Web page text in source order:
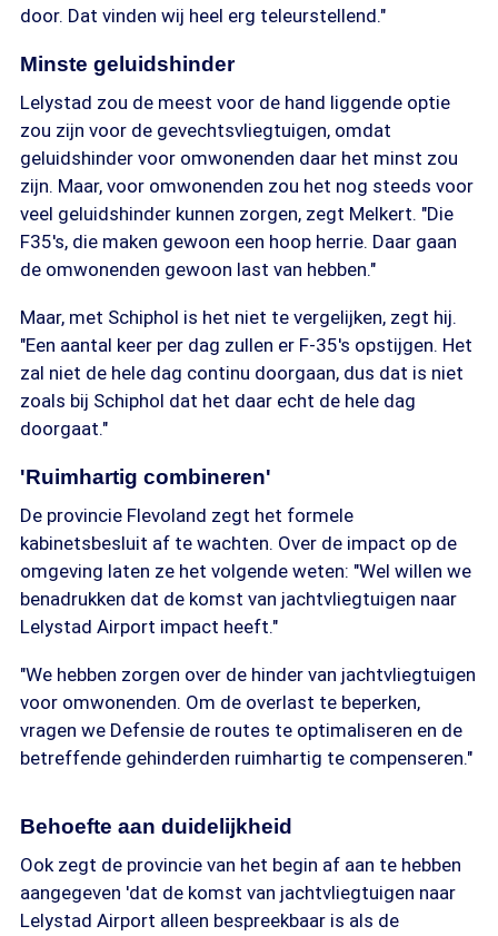
door. Dat vinden wij heel erg teleurstellend."
Minste geluidshinder
Lelystad zou de meest voor de hand liggende optie
zou zijn voor de gevechtsvliegtuigen, omdat
geluidshinder voor omwonenden daar het minst zou
zijn. Maar, voor omwonenden zou het nog steeds voor
veel geluidshinder kunnen zorgen, zegt Melkert. "Die
F35's, die maken gewoon een hoop herrie. Daar gaan
de omwonenden gewoon last van hebben."
Maar, met Schiphol is het niet te vergelijken, zegt hij.
"Een aantal keer per dag zullen er F-35's opstijgen. Het
zal niet de hele dag continu doorgaan, dus dat is niet
zoals bij Schiphol dat het daar echt de hele dag
doorgaat."
'Ruimhartig combineren'
De provincie Flevoland zegt het formele
kabinetsbesluit af te wachten. Over de impact op de
omgeving laten ze het volgende weten: "Wel willen we
benadrukken dat de komst van jachtvliegtuigen naar
Lelystad Airport impact heeft."
"We hebben zorgen over de hinder van jachtvliegtuigen
voor omwonenden. Om de overlast te beperken,
vragen we Defensie de routes te optimaliseren en de
betreffende gehinderden ruimhartig te compenseren."
Behoefte aan duidelijkheid
Ook zegt de provincie van het begin af aan te hebben
aangegeven 'dat de komst van jachtvliegtuigen naar
Lelystad Airport alleen bespreekbaar is als de